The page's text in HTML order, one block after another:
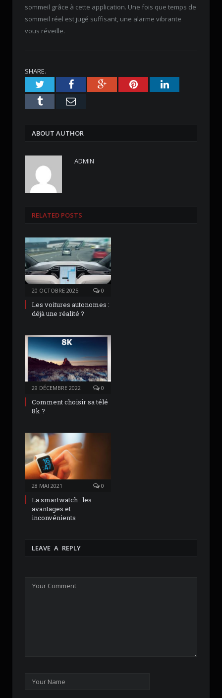
sommeil grâce à cette application. Une fois que temps de
sommeil réel est jugé suffisant, une alarme vibrante
vous réveille.
SHARE.
TwitterFacebookGoogle+PinterestLinkedIn
Tumblr Email
ABOUT AUTHOR
ADMIN
RELATED POSTS
20 OCTOBRE 2025 0
Les voitures autonomes :
déjà une réalité ?
29 DÉCEMBRE 2022 0
Comment choisir sa télé
8k ?
28 MAI 2021 0
La smartwatch : les
avantages et
inconvénients
LEAVE A REPLY